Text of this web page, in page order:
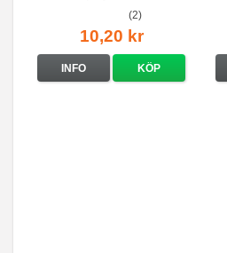
(2)
10,20 kr
INFO KÖP